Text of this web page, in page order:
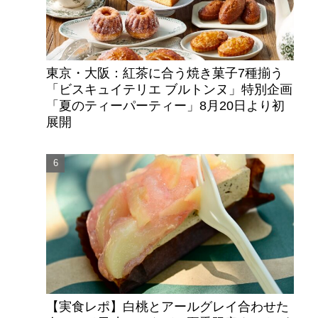
東京・大阪：紅茶に合う焼き菓子7種揃う
「ビスキュイテリエ ブルトンヌ」特別企画
「夏のティーパーティー」8月20日より初
展開
【実食レポ】白桃とアールグレイ合わせた